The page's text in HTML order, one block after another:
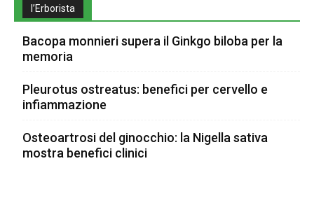
l’Erborista
Bacopa monnieri supera il Ginkgo biloba per la
memoria
Pleurotus ostreatus: benefici per cervello e
infiammazione
Osteoartrosi del ginocchio: la Nigella sativa
mostra benefici clinici